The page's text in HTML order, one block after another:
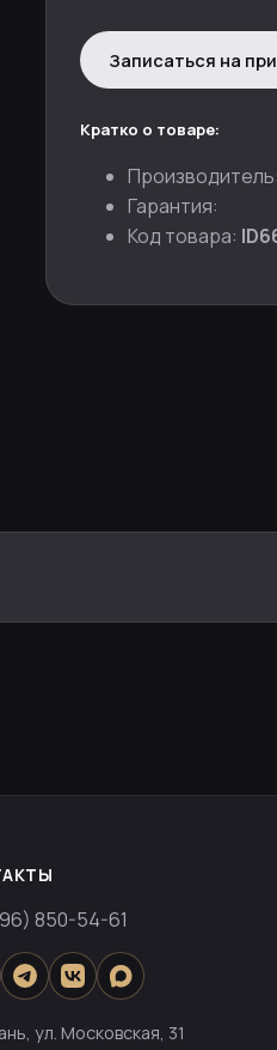
Записаться на
Кратко о товаре:
Производитель:
Гарантия:
Код товара:
850-54-61
ул. Московская, 31